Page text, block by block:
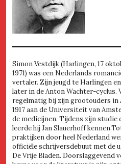
Simon Vestdijk (Harlingen, 17
1971) was een Nederlands
vertaler. Zijn jeugd te Harlingen
later in de Anton Wachter-cyclus.
regelmatig bij zijn grootouders in
1917 aan de Universiteit van
de medicijnen. Tijdens zijn studie
leerde hij Jan Slauerhoff
praktijken door heel Nederland
officiële schrijversdebuut met de
De Vrije Bladen. Doorslaggevend